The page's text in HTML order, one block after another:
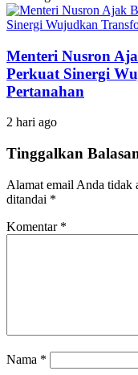
Menteri Nusron
Perkuat Sinergi
Pertanahan
2 hari ago
Tinggalkan
Alamat email Anda tidak
ditandai *
Komentar *
Nama *